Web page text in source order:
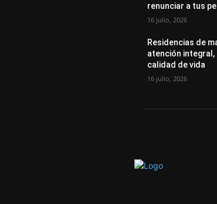
renunciar a tus
16 julio, 2026
Residencias de
atención integral,
calidad de vida
16 julio, 2026